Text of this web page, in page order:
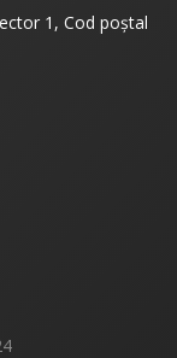
1, Cod poștal